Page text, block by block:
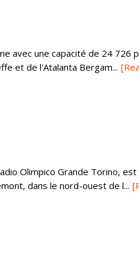
avec une capacité de 24 726
et de l'Atalanta Bergam...
Olimpico Grande Torino, est
dans le nord-ouest de l...